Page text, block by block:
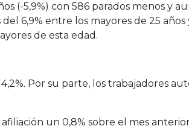
(-5,9%) con 586 parados menos y
6,9% entre los mayores de 25
de esta edad.
Por su parte, los trabajadores
un 0,8% sobre el mes